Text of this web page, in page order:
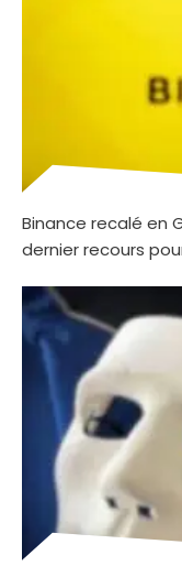
Binance recalé en
dernier recours